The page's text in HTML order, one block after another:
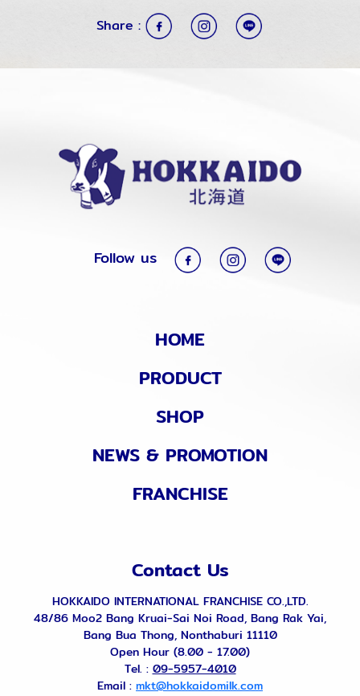
Share :
Follow us
HOME
PRODUCT
SHOP
NEWS & PROMOTION
FRANCHISE
Contact Us
HOKKAIDO INTERNATIONAL FRANCHISE CO.,LTD.
48/86 Moo2 Bang Kruai-Sai Noi Road, Bang Rak Yai,
Bang Bua Thong, Nonthaburi 11110
Open Hour (8.00 - 17.00)
Tel. : 09-5957-4010
Email : mkt@hokkaidomilk.com